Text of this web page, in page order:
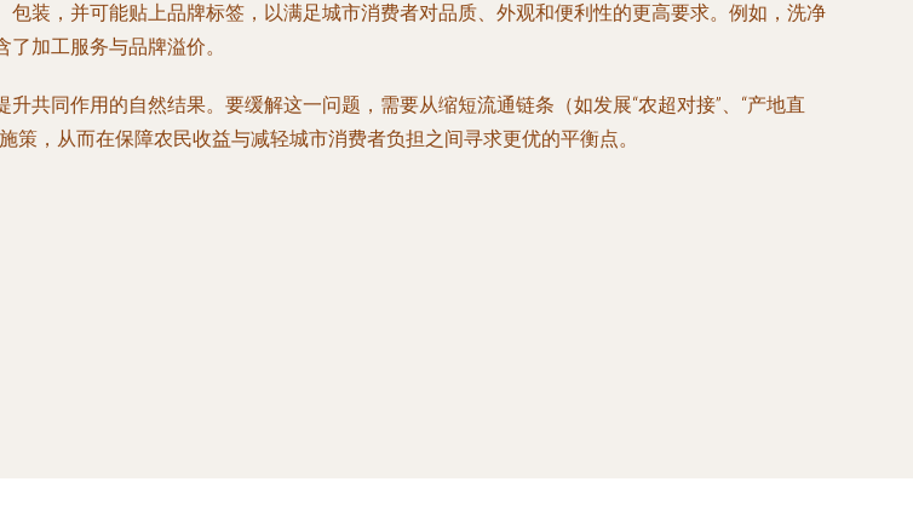
装，并可能贴上品牌标签，以满足城市消费者对品质、外观和便利性的更高要求。例如，洗净
加工服务与品牌溢价。
共同作用的自然结果。要缓解这一问题，需要从缩短流通链条（如发展“农超对接”、“产地直
，从而在保障农民收益与减轻城市消费者负担之间寻求更优的平衡点。